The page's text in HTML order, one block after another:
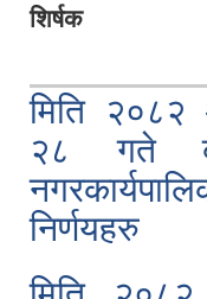
रिक्त
शिर्षक
मिति २०८२
२८ गते
निर्णयहरु